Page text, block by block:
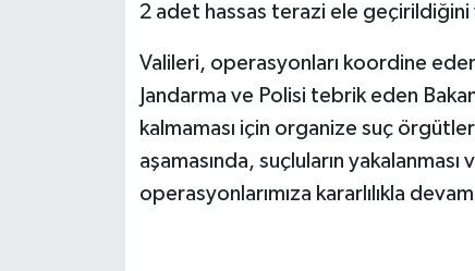
2 adet hassas terazi ele geçirildiğini
Valileri, operasyonları koordine
Jandarma ve Polisi tebrik eden
kalmaması için organize suç
aşamasında, suçluların
operasyonlarımıza kararlılıkla